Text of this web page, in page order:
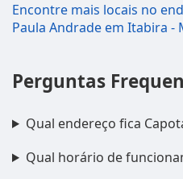
Encontre mais locais no
Paula Andrade em Itabira -
Perguntas
Qual endereço fica
Qual horário de